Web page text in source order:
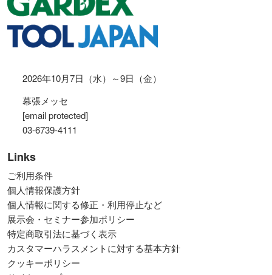
2026年10月7日（水）～9日（金）
幕張メッセ
[email protected]
03-6739-4111
Links
ご利用条件
個人情報保護方針
個人情報に関する修正・利用停止など
展示会・セミナー参加ポリシー
特定商取引法に基づく表示
カスタマーハラスメントに対する基本方針
クッキーポリシー